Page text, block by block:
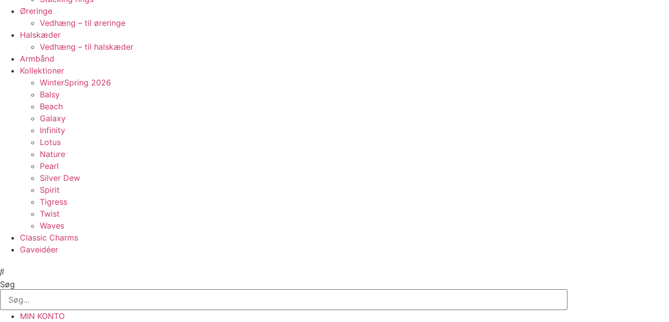
Øreringe
Vedhæng – til øreringe
Halskæder
Vedhæng – til halskæder
Armbånd
Kollektioner
WinterSpring 2026
Balsy
Beach
Galaxy
Infinity
Lotus
Nature
Pearl
Silver Dew
Spirit
Tigress
Twist
Waves
Classic Charms
Gaveidéer
Søg
MIN KONTO